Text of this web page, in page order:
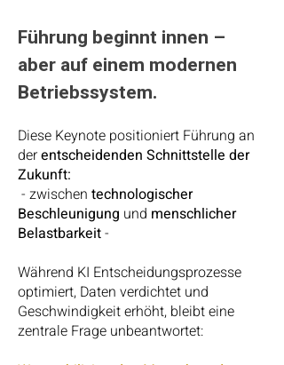
Führung beginnt innen –
aber auf einem modernen
Betriebssystem.
Diese Keynote positioniert Führung an
derentscheidenden Schnittstelle der
Zukunft:
- zwischen technologischer
Beschleunigung und menschlicher
Belastbarkeit-
Während KI Entscheidungsprozesse
optimiert, Daten verdichtet und
Geschwindigkeit erhöht, bleibt eine
zentrale Frage unbeantwortet: